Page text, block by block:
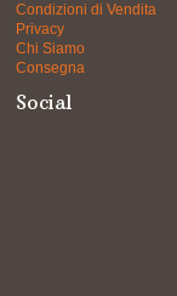
Condizioni di Vendita
Privacy
Chi Siamo
Consegna
Social